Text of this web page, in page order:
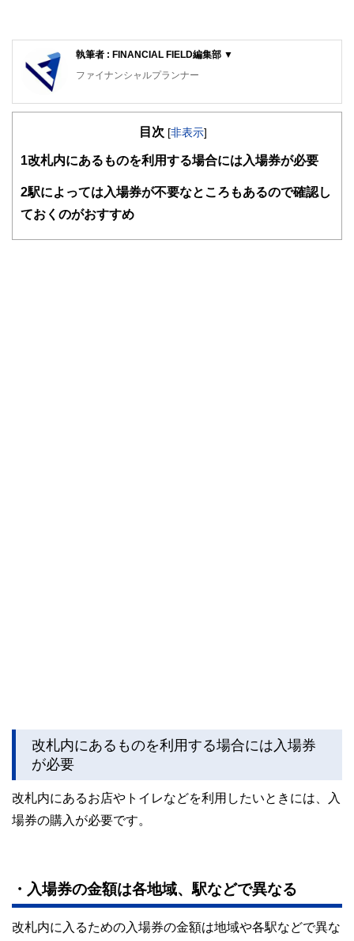
執筆者 : FINANCIAL FIELD編集部 ▼
ファイナンシャルプランナー
FinancialField編集部は、金融、経済に関する記事を、日々
知識がない方でも理解できるようわかりやすく発信していま
得者を中心に「お金や暮らし」に関する書籍・雑誌の編集経
験者で構成され、企画立案から記事掲載まですべての工程に
関わることで、読者目線のコンテンツを追求しています。
FinancialFieldの特徴は、ファイナンシャルプランナー、弁
目次 [非表示]
1 改札内にあるものを利用する場合には入場券が必要
2駅によっては入場券が不要なところもあるので確認し
ておくのがおすすめ
改札内にあるものを利用する場合には入場券
が必要
改札内にあるお店やトイレなどを利用したいときには、入
場券の購入が必要です。
・入場券の金額は各地域、駅などで異なる
改札内に入るための入場券の金額は地域や各駅などで異な